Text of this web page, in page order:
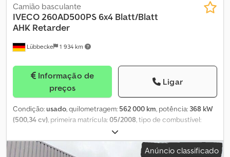
Lübbecke 1 934 km
Camião basculante
IVECO260AD500PS 6x4 Blatt/Blatt
AHK Retarder
Informação de
preços
Ligar
Condição:usado, quilometragem: 562 000 km, potência: 368 kW
(500,34 cv), primeira matrícula:05/2008, tipo de combustível:
6x4, combustível:
retardador, cor:vermelho, tipo de engrenagem:automático,
classe de emissão:
, largura do espaço de carga:2 400 mm,
Anúncio classificado